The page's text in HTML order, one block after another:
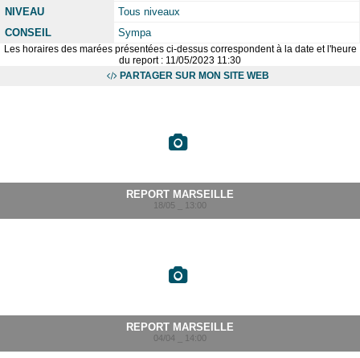
NIVEAU
Tous niveaux
CONSEIL
Sympa
Les horaires des marées présentées ci-dessus correspondent à la date et l'heure
du report : 11/05/2023 11:30
PARTAGER SUR MON SITE WEB
REPORT MARSEILLE
18/05 _ 13:00
REPORT MARSEILLE
04/04 _ 14:00